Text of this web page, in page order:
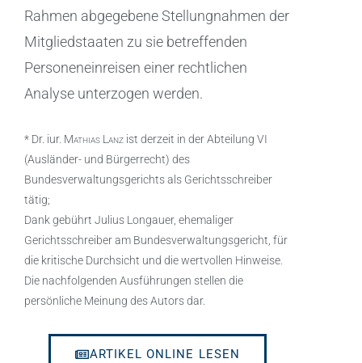
Rahmen abgegebene Stellungnahmen der
Mitgliedstaaten zu sie betreffenden
Personeneinreisen einer rechtlichen
Analyse unterzogen werden.
* Dr. iur. Mathias Lanz ist derzeit in der Abteilung VI
(Ausländer- und Bürgerrecht) des
Bundesverwaltungsgerichts als Gerichtsschreiber
tätig;
Dank gebührt Julius Longauer, ehemaliger
Gerichtsschreiber am Bundesverwaltungsgericht, für
die kritische Durchsicht und die wertvollen Hinweise.
Die nachfolgenden Ausführungen stellen die
persönliche Meinung des Autors dar.
ARTIKEL ONLINE LESEN